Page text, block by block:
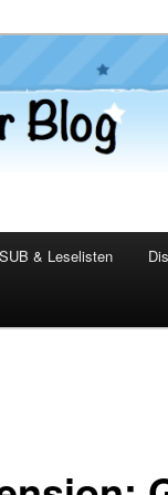
Blog
SUB & Leselisten